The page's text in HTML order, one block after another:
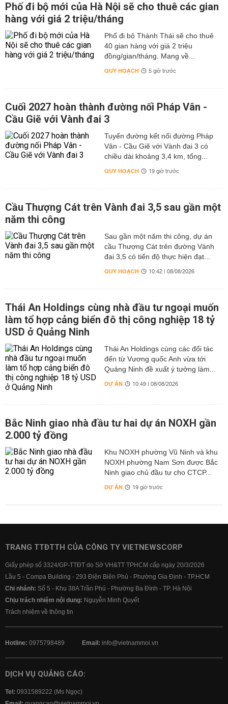
Phố đi bộ mới của Hà Nội sẽ cho thuê các gian
hàng với giá 2 triệu/tháng
Phố đi bộ Thành Thái sẽ cho thuê
40 gian hàng với giá 2 triệu
đồng/gian/tháng. Mang về...
QUY HOẠCH 5 giờ trước
Cuối 2027 hoàn thành đường nối Pháp Vân -
Cầu Giẽ với Vành đai 3
Tuyến đường kết nối đường Pháp
Vân - Cầu Giẽ với Vành đai 3 có
chiều dài khoảng 3,4 km, tổng...
QUY HOẠCH 19 giờ trước
Cầu Thượng Cát trên Vành đai 3,5 sau gần một
năm thi công
Sau gần một năm thi công, dự án
cầu Thượng Cát trên đường Vành
đai 3,5 có tiến độ thực hiện đạt...
QUY HOẠCH 10:42 | 08/08/2026
Thái An Holdings cùng nhà đầu tư ngoại muốn
làm tổ hợp cảng biển đô thị công nghiệp 18 tỷ
USD ở Quảng Ninh
Thái An Holdings cùng các đối tác
đến từ Vương quốc Anh vừa tới
Quảng Ninh đề xuất ý tưởng làm...
DỰ ÁN 10:49 | 08/08/2026
Bắc Ninh giao nhà đầu tư hai dự án NOXH gần
2.000 tỷ đồng
Khu NOXH phường Vũ Ninh và khu
NOXH phường Nam Sơn được Bắc
Ninh giao chủ đầu tư cho CTCP...
DỰ ÁN 19 giờ trước
TRANG TTĐTTH CỦA CÔNG TY VIETNEWSCORP
Giấy phép số 3324/GP-TTĐT do Sở VH&TT TPHCM cấp ngày 20/3/2026
Lầu 5 - Compa Building - 293 Điện Biên Phủ - Phường Gia Định - TP.HCM
Chi nhánh: Số 5 - Khu 38A Trần Phú - Phường Ba Đình - TP. Hà Nội
Chịu trách nhiệm nội dung: Nguyễn Minh Quyết
Trách nhiệm về thông tin
Hotline: 0975798489 Email: info@vietnammoi.vn
DỊCH VỤ QUẢNG CÁO:
Tel: 0931589222 (Ms Ngọc)